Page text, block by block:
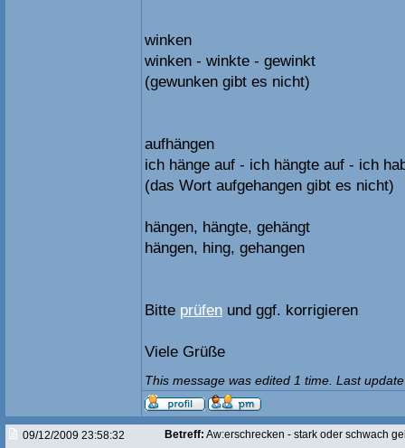
winken
winken - winkte - gewinkt
(gewunken gibt es nicht)
aufhängen
ich hänge auf - ich hängte auf - ich
(das Wort aufgehangen gibt es nicht)
hängen, hängte, gehängt
hängen, hing, gehangen
Bitte prüfen und ggf. korrigieren
Viele Grüße
This message was edited 1 time. Last
09/12/2009 23:58:32 Betreff: Aw:erschrecken - stark oder schwach